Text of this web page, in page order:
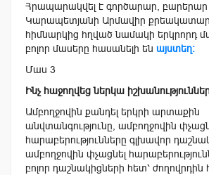
Հրապարակվել է գործարար, բարերար
Կարապետյանի Արմավիր
հիմնարկից հղված նամակի երկրորդ
բոլոր մասերը հասանելի են այստեղ։
Մաս 3
Ինչ հաջողվեց ներկա
Ամբողջովին քանդել երկրի արտաքին
անվտանգությունը, ամբողջովին
հարաբերությունները գլխավոր
ամբողջովին փչացնել
բոլոր դաշնակիցների հետ՝ ժողովրդին